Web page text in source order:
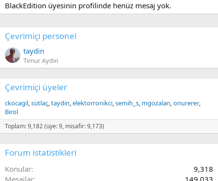
BlackEdition üyesinin profilinde henüz mesaj yok.
Çevrimiçi personel
taydin
Timur Aydın
Çevrimiçi üyeler
ckocagil sütlaç taydin elektorronikci semih_s mgozalan onurerer
Birol
Toplam: 9,182 (üye: 9, misafir: 9,173)
Forum istatistikleri
Konular
9,318